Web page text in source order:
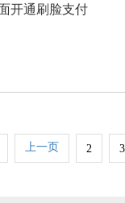
开通刷脸支付
上一页 2 3